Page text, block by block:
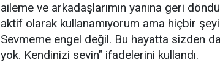
aileme ve arkadaşlarımın yanına geri
aktif olarak kullanamıyorum ama hiçbir
Sevmeme engel değil. Bu hayatta sizden
yok. Kendinizi sevin" ifadelerini kullandı.